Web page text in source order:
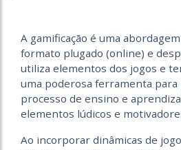
A gamificação é uma
formato plugado (online) e
utiliza elementos dos jogos e
uma poderosa ferramenta para
processo de ensino e
elementos lúdicos e
Ao incorporar dinâmicas de